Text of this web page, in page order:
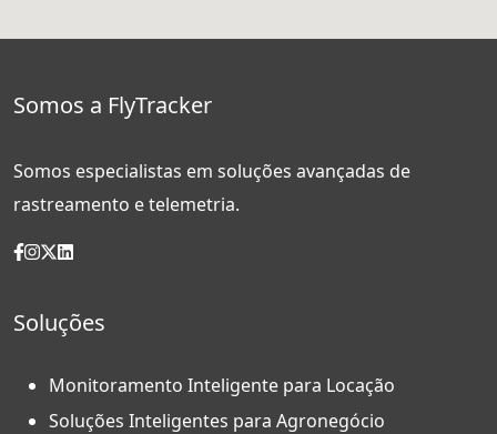
Somos a FlyTracker
Somos especialistas em soluções avançadas de
rastreamento e telemetria.
Soluções
Monitoramento Inteligente para Locação
Soluções Inteligentes para Agronegócio